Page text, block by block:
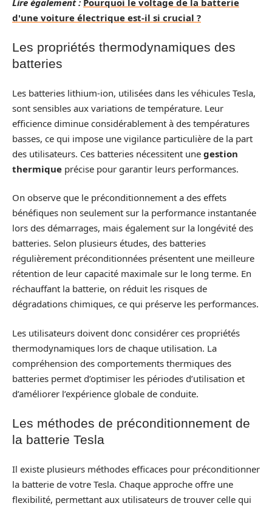
d'une voiture électrique est-il si crucial ?
Les propriétés thermodynamiques des
batteries
Les batteries lithium-ion, utilisées dans les véhicules Tesla,
sont sensibles aux variations de température. Leur
efficience diminue considérablement à des températures
basses, ce qui impose une vigilance particulière de la part
des utilisateurs. Ces batteries nécessitent une gestion
thermique précise pour garantir leurs performances.
On observe que le préconditionnement a des effets
bénéfiques non seulement sur la performance instantanée
lors des démarrages, mais également sur la longévité des
batteries. Selon plusieurs études, des batteries
régulièrement préconditionnées présentent une meilleure
rétention de leur capacité maximale sur le long terme. En
réchauffant la batterie, on réduit les risques de
dégradations chimiques, ce qui préserve les performances.
Les utilisateurs doivent donc considérer ces propriétés
thermodynamiques lors de chaque utilisation. La
compréhension des comportements thermiques des
batteries permet d’optimiser les périodes d’utilisation et
d’améliorer l’expérience globale de conduite.
Les méthodes de préconditionnement de
la batterie Tesla
Il existe plusieurs méthodes efficaces pour préconditionner
la batterie de votre Tesla. Chaque approche offre une
flexibilité, permettant aux utilisateurs de trouver celle qui